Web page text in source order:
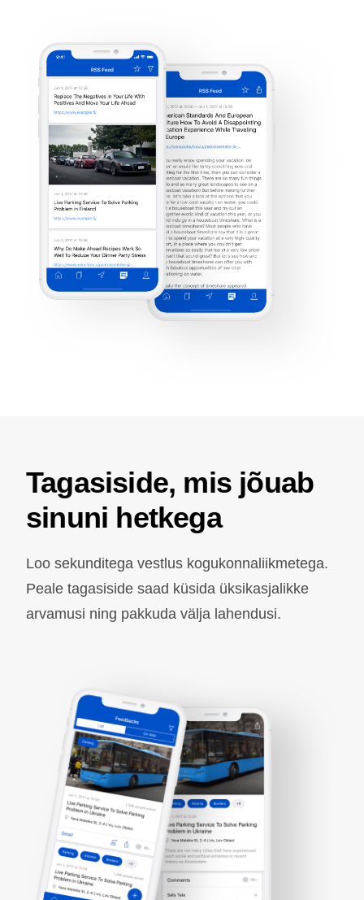
Tagasiside, mis jõuab
sinuni hetkega
Loo sekunditega vestlus kogukonnaliikmetega.
Peale tagasiside saad küsida üksikasjalikke
arvamusi ning pakkuda välja lahendusi.